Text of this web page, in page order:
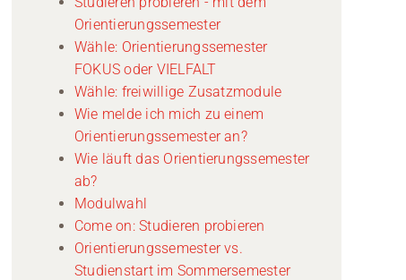
Orientierungssemester
Wähle: Orientierungssemester
FOKUS oder VIELFALT
Wähle: freiwillige Zusatzmodule
Wie melde ich mich zu einem
Orientierungssemester an?
Wie läuft das Orientierungssemester
ab?
Modulwahl
Come on: Studieren probieren
Orientierungssemester vs.
Studienstart im Sommersemester